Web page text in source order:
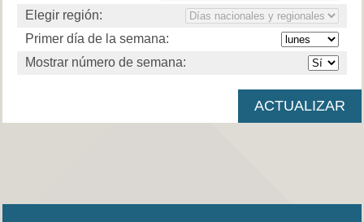
Elegir región:
Primer día de la semana:
Mostrar número de semana: